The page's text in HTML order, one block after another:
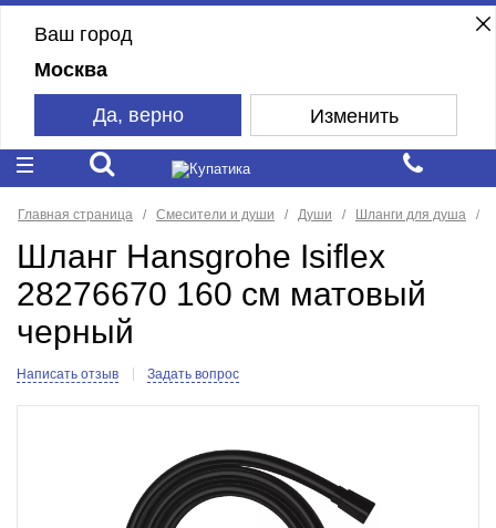
Ваш город
Москва
Да, верно Изменить
Главная страница Смесители и души Души Шланги для душа
Шланг Hansgrohe Isiflex
28276670 160 см матовый
черный
Написать отзыв Задать вопрос